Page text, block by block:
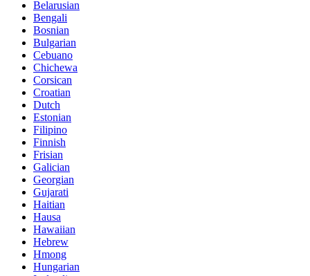
Belarusian
Bengali
Bosnian
Bulgarian
Cebuano
Chichewa
Corsican
Croatian
Dutch
Estonian
Filipino
Finnish
Frisian
Galician
Georgian
Gujarati
Haitian
Hausa
Hawaiian
Hebrew
Hmong
Hungarian